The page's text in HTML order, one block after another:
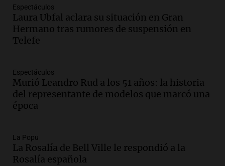
Aldosivi (Zalazar en contra) - relato
Gato Greco
Deportes Rosario
Episodios
bonarda para disfrutar el fin de semana
en Mendoza
Panorama Federal
Episodios
actividades para toda la familia
Panorama Federal
Episodios
Espectáculos
Laura Ubfal aclara su situación en Gran
Hermano tras rumores de suspensión en
Telefe
Espectáculos
Murió Leandro Rud a los 51 años: la historia
del representante de modelos que marcó una
época
La Popu
La Rosalía de Bell Ville le respondió a la
Rosalía española